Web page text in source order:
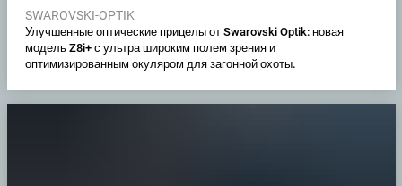
SWAROVSKI-OPTIK
Улучшенные оптические прицелы от Swarovski Optik: новая
модель Z8i+ с ультра широким полем зрения и
оптимизированным окуляром для загонной охоты.